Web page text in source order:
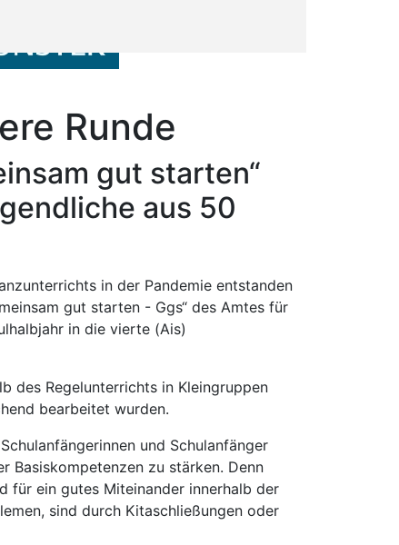
Runde
gut starten“
aus 50
in der Pandemie entstanden
gut starten - Ggs“ des Amtes für
in die vierte (Ais)
des Regelunterrichts in Kleingruppen
bearbeitet wurden.
und Schulanfänger
Basiskompetenzen zu stärken. Denn
für ein gutes Miteinander innerhalb der
sind durch Kitaschließungen oder